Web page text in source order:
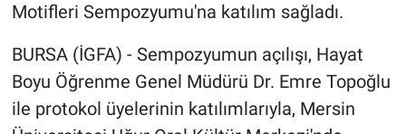
Motifleri Sempozyumu'na katılım sağladı.
BURSA (İGFA) - Sempozyumun açılışı, Hayat
Boyu Öğrenme Genel Müdürü Dr. Emre Topoğlu
ile protokol üyelerinin katılımlarıyla, Mersin